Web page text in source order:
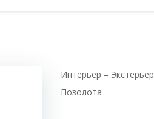
Интерьер – Экстерьер
Позолота